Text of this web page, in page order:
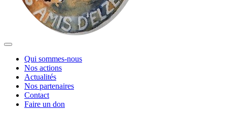
Qui sommes-nous
Nos actions
Actualités
Nos partenaires
Contact
Faire un don